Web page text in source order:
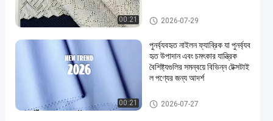
00:21 পুনর্ব্যবহৃত নাইলন ফ্যাব্রিক
2026-07-29
00:21
পুনর্ব্যবহৃত নাইলন ফ্যাব্রিক যা পুনর্ব্যব
হৃত উপাদান এবং চমৎকার যান্ত্রিক
বৈশিষ্ট্যগুলির সমন্বয়ে বিভিন্ন টেক্সটাই
ল পণ্যের জন্য আদর্শ
পুনর্ব্যবহৃত নাইলন ফ্যাব্রিক
2026-07-27